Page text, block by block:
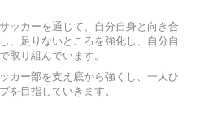
ッカーを通じて、自分自身と向き合
、足りないところを強化し、自分自
取り組んでいます。
カー部を支え底から強くし、一人ひ
を目指していきます。